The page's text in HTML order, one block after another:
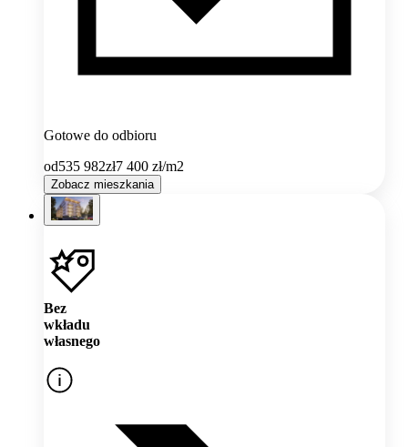
Gotowe do odbioru
od535 982zł7 400 zł/m2
Zobacz mieszkania
Bez
wkładu
własnego